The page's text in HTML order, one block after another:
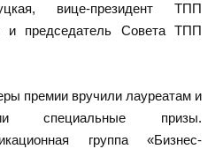
вице-президент ТПП
председатель Совета ТПП
премии вручили лауреатам и
специальные призы.
группа «Бизнес-